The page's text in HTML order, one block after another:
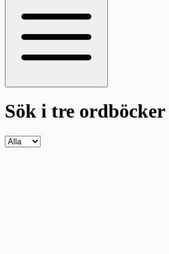
Sök i tre ordböcker